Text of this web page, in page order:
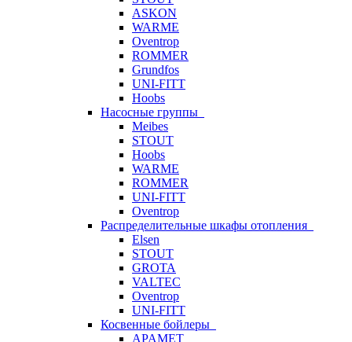
ASKON
WARME
Oventrop
ROMMER
Grundfos
UNI-FITT
Hoobs
Насосные группы
Meibes
STOUT
Hoobs
WARME
ROMMER
UNI-FITT
Oventrop
Распределительные шкафы отопления
Elsen
STOUT
GROTA
VALTEC
Oventrop
UNI-FITT
Косвенные бойлеры
APAMET